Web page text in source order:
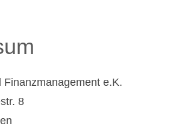
Finanzmanagement e.K.
8